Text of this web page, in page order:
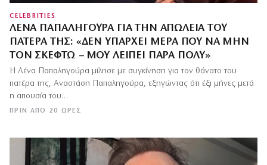
CELEBRITIES
ΛΈΝΑ ΠΑΠΑΛΗΓΟΎΡΑ ΓΙΑ ΤΗΝ ΑΠΏΛΕΙΑ ΤΟΥ
ΠΑΤΈΡΑ ΤΗΣ: «ΔΕΝ ΥΠΆΡΧΕΙ ΜΈΡΑ ΠΟΥ ΝΑ ΜΗΝ
ΤΟΝ ΣΚΕΦΤΏ – ΜΟΥ ΛΕΊΠΕΙ ΠΆΡΑ ΠΟΛΎ»
ΠΡΙΝ ΑΠΌ 20 ΏΡΕΣ
Η Λένα Παπαληγούρα μίλησε με συγκίνηση για τον θάνατο του
πατέρα της, Αναστάση Παπαληγούρα, εξηγώντας ότι έξι μήνες μετά
η απουσία του…